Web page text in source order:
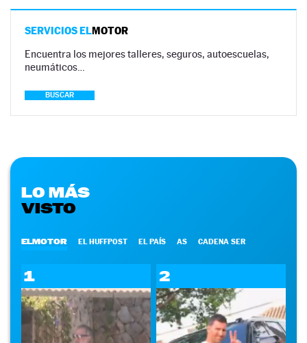
SERVICIOS ELMOTOR
Encuentra los mejores talleres, seguros, autoescuelas,
neumáticos…
BUSCAR
LO MÁS
VISTO
ELMOTOR EL HUFFPOST EL PAÍS AS CADENA SER
1 2